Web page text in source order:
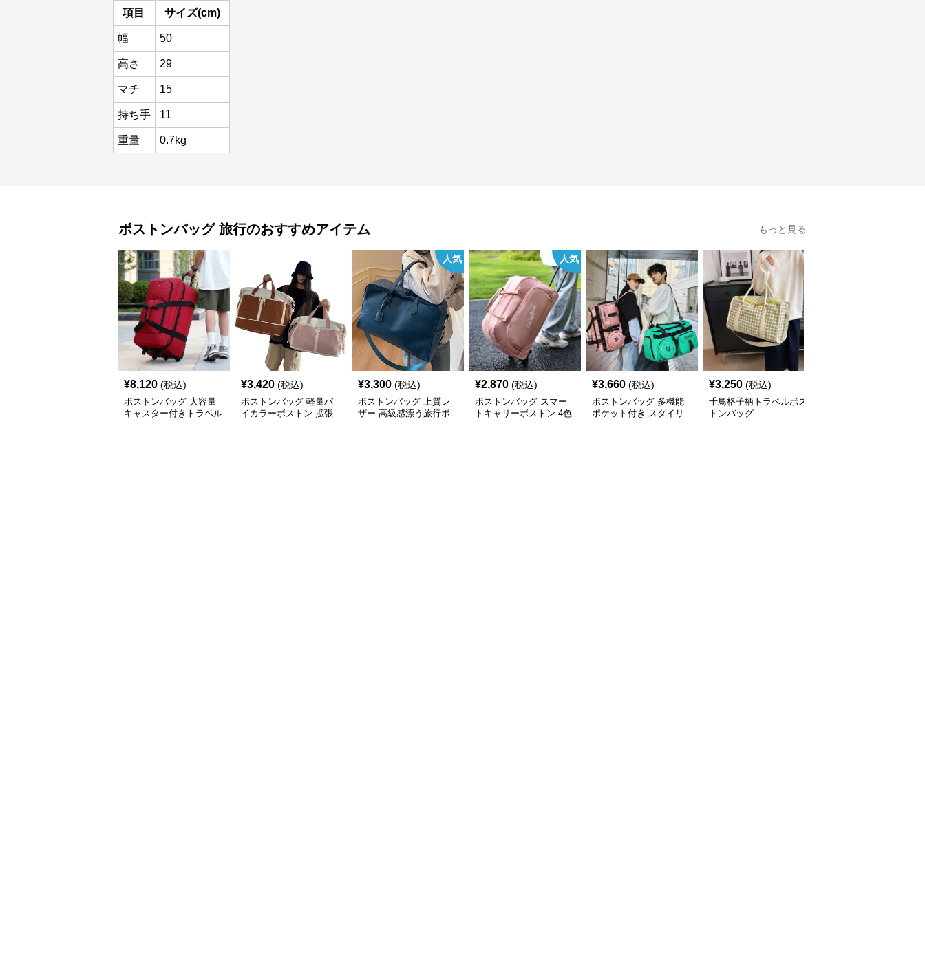
項目 サイズ(cm)
幅 50
高さ 29
マチ 15
持ち手 11
重量 0.7kg
ボストンバッグ 旅行のおすすめアイテム もっと見る
¥8,120 (税込)
ボストンバッグ 大容量
キャスター付きトラベル
¥3,420 (税込)
ボストンバッグ 軽量バ
イカラーボストン 拡張
人気
¥3,300 (税込)
ボストンバッグ 上質レ
ザー 高級感漂う旅行ボ
人気
¥2,870 (税込)
ボストンバッグ スマー
トキャリーボストン 4色
¥3,660 (税込)
ボストンバッグ 多機能
ポケット付き スタイリ
¥3,250 (税込)
千鳥格子柄トラベルボス
トンバッグ